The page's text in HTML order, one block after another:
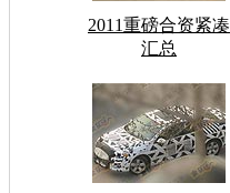
2011重磅合资紧凑
汇总